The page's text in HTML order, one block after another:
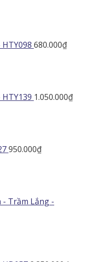
680.000₫
1.050.000₫
950.000₫
- Trầm Lắng -